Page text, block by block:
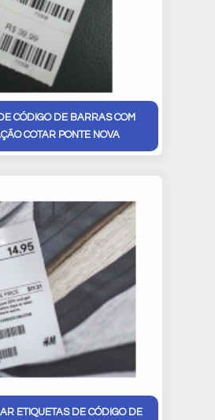
CÓDIGO DE BARRAS COM
COTAR PONTE NOVA
ETIQUETAS DE CÓDIGO DE